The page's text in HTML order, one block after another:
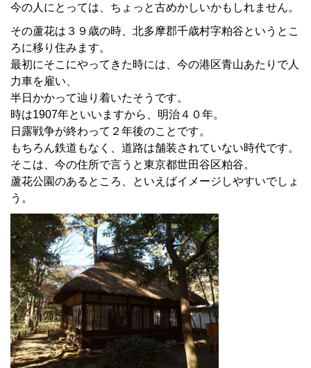
今の人にとっては、ちょっと古めかしいかもしれません。
その蘆花は３９歳の時、北多摩郡千歳村字粕谷というとこ
ろに移り住みます。
最初にそこにやってきた時には、今の港区青山あたりで人
力車を雇い、
半日かかって辿り着いたそうです。
時は1907年といいますから、明治４０年。
日露戦争が終わって２年後のことです。
もちろん鉄道もなく、道路は舗装されていない時代です。
そこは、今の住所で言うと東京都世田谷区粕谷。
蘆花公園のあるところ、といえばイメージしやすいでしょ
う。